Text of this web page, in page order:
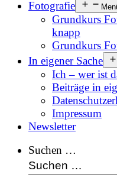
Fotografie
Grundkurs
knapp
Grundkurs
In eigener Sache
Ich – wer ist
Beiträge in
Impressum
Newsletter
Suchen …